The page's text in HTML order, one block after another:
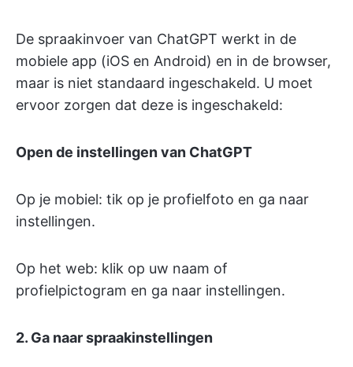
De spraakinvoer van ChatGPT werkt in de
mobiele app (iOS en Android) en in de browser,
maar is niet standaard ingeschakeld. U moet
ervoor zorgen dat deze is ingeschakeld:
Open de instellingen van ChatGPT
Op je mobiel: tik op je profielfoto en ga naar
instellingen.
Op het web: klik op uw naam of
profielpictogram en ga naar instellingen.
2. Ga naar spraakinstellingen